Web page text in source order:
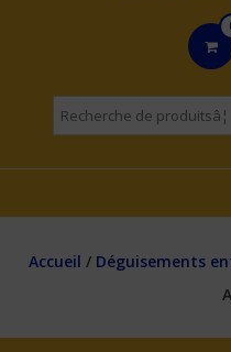
Recherche
pourÂ :
Accueil / Déguisements